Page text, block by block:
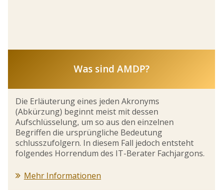
Was sind AMDP?
Die Erläuterung eines jeden Akronyms
(Abkürzung) beginnt meist mit dessen
Aufschlüsselung, um so aus den einzelnen
Begriffen die ursprüngliche Bedeutung
schlusszufolgern. In diesem Fall jedoch entsteht
folgendes Horrendum des IT-Berater Fachjargons.
Mehr Informationen